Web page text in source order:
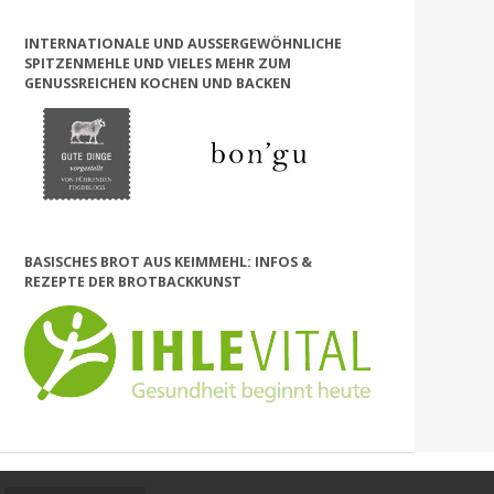
INTERNATIONALE UND AUSSERGEWÖHNLICHE S
PITZENMEHLE UND VIELES MEHR ZUM G
ENUSSREICHEN KOCHEN UND BACKEN
BASISCHES BROT AUS KEIMMEHL: INFOS &
REZEPTE DER BROTBACKKUNST